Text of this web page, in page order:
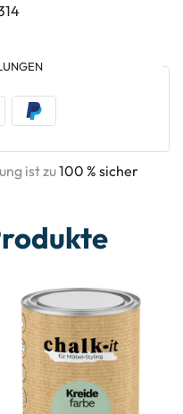
ist zu100 % sicher